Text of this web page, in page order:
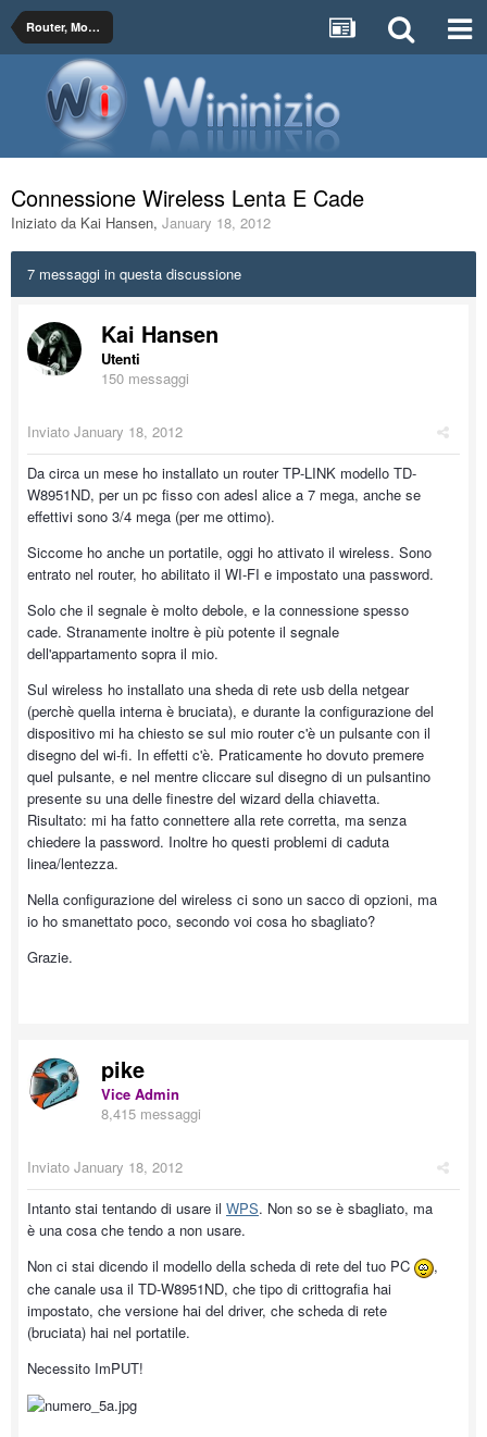
Router, Modem, Wireless (Wi-Fi) e Configurazioni di Rete
Connessione Wireless Lenta E Cade
Iniziato da Kai Hansen, January 18, 2012
7 messaggi in questa discussione
Kai Hansen
Utenti
150 messaggi
Inviato January 18, 2012
Da circa un mese ho installato un router TP-LINK modello TD-
W8951ND, per un pc fisso con adesl alice a 7 mega, anche se
effettivi sono 3/4 mega (per me ottimo).
Siccome ho anche un portatile, oggi ho attivato il wireless. Sono
entrato nel router, ho abilitato il WI-FI e impostato una password.
Solo che il segnale è molto debole, e la connessione spesso
cade. Stranamente inoltre è più potente il segnale
dell'appartamento sopra il mio.
Sul wireless ho installato una sheda di rete usb della netgear
(perchè quella interna è bruciata), e durante la configurazione del
dispositivo mi ha chiesto se sul mio router c'è un pulsante con il
disegno del wi-fi. In effetti c'è. Praticamente ho dovuto premere
quel pulsante, e nel mentre cliccare sul disegno di un pulsantino
presente su una delle finestre del wizard della chiavetta.
Risultato: mi ha fatto connettere alla rete corretta, ma senza
chiedere la password. Inoltre ho questi problemi di caduta
linea/lentezza.
Nella configurazione del wireless ci sono un sacco di opzioni, ma
io ho smanettato poco, secondo voi cosa ho sbagliato?
Grazie.
pike
Vice Admin
8,415 messaggi
Inviato January 18, 2012
Intanto stai tentando di usare il WPS. Non so se è sbagliato, ma
è una cosa che tendo a non usare.
Non ci stai dicendo il modello della scheda di rete del tuo PC
,
che canale usa il TD-W8951ND, che tipo di crittografia hai
impostato, che versione hai del driver, che scheda di rete
(bruciata) hai nel portatile.
Necessito ImPUT!